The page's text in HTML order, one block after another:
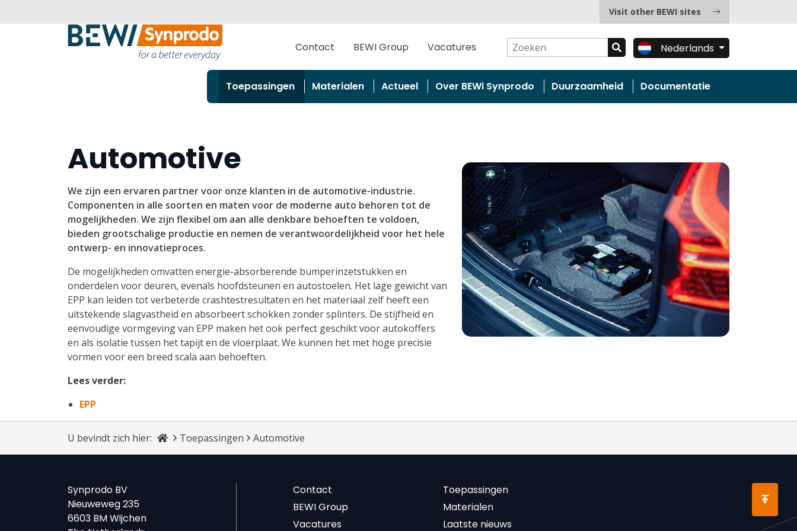
Visit other BEWI sites
Contact BEWI Group Vacatures Nederlands
Toepassingen Materialen Actueel Over BEWi Synprodo Duurzaamheid Documentatie
Automotive
We zijn een ervaren partner voor onze klanten in de automotive-industrie.
Componenten in alle soorten en maten voor de moderne auto behoren tot de
mogelijkheden. We zijn flexibel om aan alle denkbare behoeften te voldoen,
bieden grootschalige productie en nemen de verantwoordelijkheid voor het hele
ontwerp- en innovatieproces.
De mogelijkheden omvatten energie-absorberende bumperinzetstukken en
onderdelen voor deuren, evenals hoofdsteunen en autostoelen. Het lage gewicht van
EPP kan leiden tot verbeterde crashtestresultaten en het materiaal zelf heeft een
uitstekende slagvastheid en absorbeert schokken zonder splinters. De stijfheid en
eenvoudige vormgeving van EPP maken het ook perfect geschikt voor autokoffers
en als isolatie tussen het tapijt en de vloerplaat. We kunnen het met hoge precisie
vormen voor een breed scala aan behoeften.
Lees verder:
EPP
U bevindt zich hier: Toepassingen Automotive
Synprodo BV
Nieuweweg 235
6603 BM Wijchen
Contact
BEWI Group
Vacatures
Toepassingen
Materialen
Laatste nieuws